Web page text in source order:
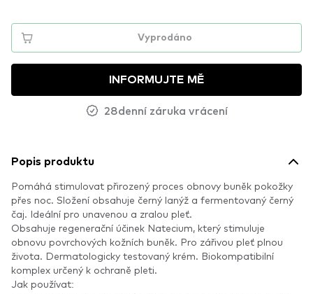
Vyprodáno
INFORMUJTE MĚ
28denní záruka vrácení
Popis produktu
Pomáhá stimulovat přirozený proces obnovy buněk pokožky
přes noc. Složení obsahuje černý lanýž a fermentovaný černý
čaj. Ideální pro unavenou a zralou pleť.
Obsahuje regenerační účinek Natecium, který stimuluje
obnovu povrchových kožních buněk. Pro zářivou pleť plnou
života. Dermatologicky testovaný krém. Biokompatibilní
komplex určený k ochraně pleti.
Jak používat: